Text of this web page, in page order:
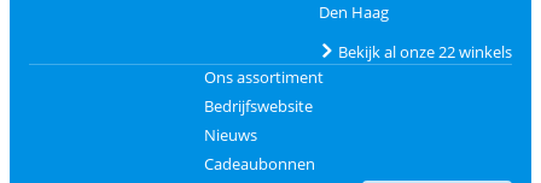
Den Haag
Bekijk al onze 22 winkels
Ons assortiment
Bedrijfswebsite
Nieuws
Cadeaubonnen